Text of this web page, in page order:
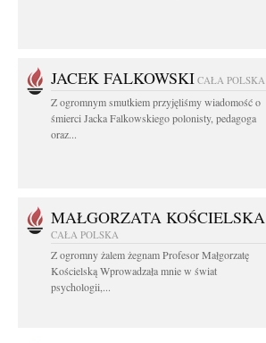
JACEK FALKOWSKI CAŁA POLSKA
Z ogromnym smutkiem przyjęliśmy wiadomość o
śmierci Jacka Falkowskiego polonisty, pedagoga
oraz...
MAŁGORZATA KOŚCIELSKA
CAŁA POLSKA
Z ogromny żalem żegnam Profesor Małgorzatę
Kościelską Wprowadzała mnie w świat
psychologii,...